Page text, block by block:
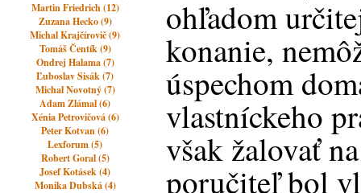
Martin Friedrich (12)
Zuzana Hecko (9)
Michal Krajčírovič (9)
Tomáš Čentík (9)
Ondrej Halama (7)
Ľuboslav Sisák (7)
Michal Novotný (7)
Adam Zlámal (6)
Xénia Petrovičová (6)
Peter Kotvan (6)
Lexforum (5)
Robert Goral (5)
Josef Kotásek (4)
Monika Dubská (4)
ohľadom
konanie,
úspechom
vlastníckeho
však žalovať
poručiteľ bol